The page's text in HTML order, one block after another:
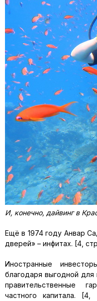
И, конечно, дайвинг в
Ещё в 1974 году Анвар
дверей» – инфитах. [4,
Иностранные
благодаря выгодной
правительственные
частного капитала.